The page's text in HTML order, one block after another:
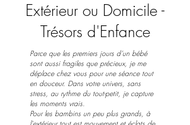
Extérieur ou Domicile -
Trésors d'Enfance
Parce que les premiers jours d’un bébé
sont aussi fragiles que précieux, je me
déplace chez vous pour une séance tout
en douceur. Dans votre univers, sans
stress, au rythme du tout-petit, je capture
les moments vrais.
Pour les bambins un peu plus grands, à